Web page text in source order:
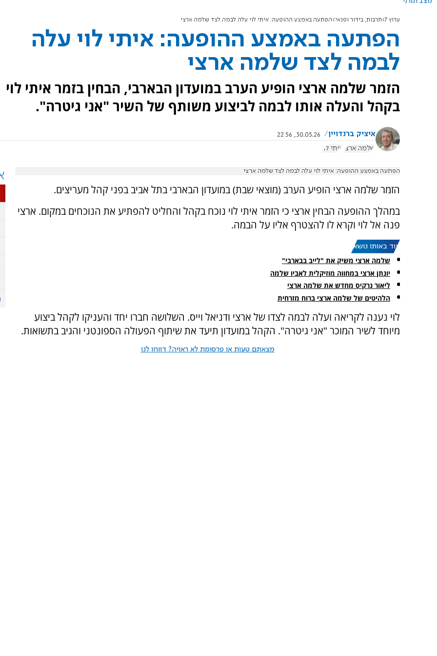
ערוץ 7 תרבות, בידור ופנאי הפתעה באמצע ההופעה: איתי לוי עלה לבמה לצד שלמה ארצי
הפתעה באמצע ההופעה: איתי לוי עלה
לבמה לצד שלמה ארצי
הזמר שלמה ארצי הופיע הערב במועדון הבארבי, הבחין בזמר איתי לוי
בקהל והעלה אותו לבמה לביצוע משותף של השיר "אני גיטרה".
איציק ברנדויין
30.05.26, 22:56
שלמה ארצי
איתי לוי
הפתעה באמצע ההופעה: איתי לוי עלה לבמה לצד שלמה ארצי
הזמר שלמה ארצי הופיע הערב (מוצאי שבת) במועדון הבארבי בתל אביב בפני קהל מעריצים.
במהלך ההופעה הבחין ארצי כי הזמר איתי לוי נוכח בקהל והחליט להפתיע את הנוכחים במקום. ארצי
פנה אל לוי וקרא לו להצטרף אליו על הבמה.
עוד באותו נושא:
שלמה ארצי משיק את "לייב בבארבי"
יונתן ארצי במחווה מוזיקלית לאביו שלמה
ליאור נרקיס מחדש את שלמה ארצי
הלהיטים של שלמה ארצי ברוח מזרחית
לוי נענה לקריאה ועלה לבמה לצדו של ארצי ודניאל וייס. השלושה חברו יחד והעניקו לקהל ביצוע
מיוחד לשיר המוכר "אני גיטרה". הקהל במועדון תיעד את שיתוף הפעולה הספונטני והגיב בתשואות.
מצאתם טעות או פרסומת לא ראויה? דווחו לנו